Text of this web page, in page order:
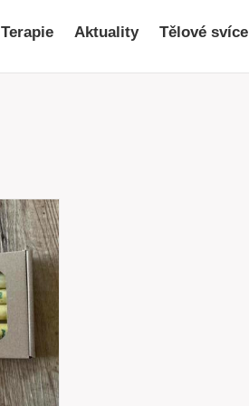
Terapie Aktuality Tělové svíce